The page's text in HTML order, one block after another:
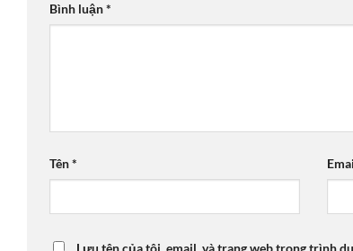
Bình luận*
Tên*
Lưu tên của tôi, email, và trang web trong trình